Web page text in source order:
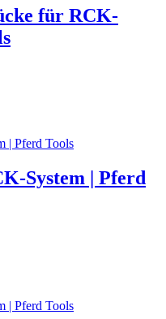
für RCK-
System | Pferd